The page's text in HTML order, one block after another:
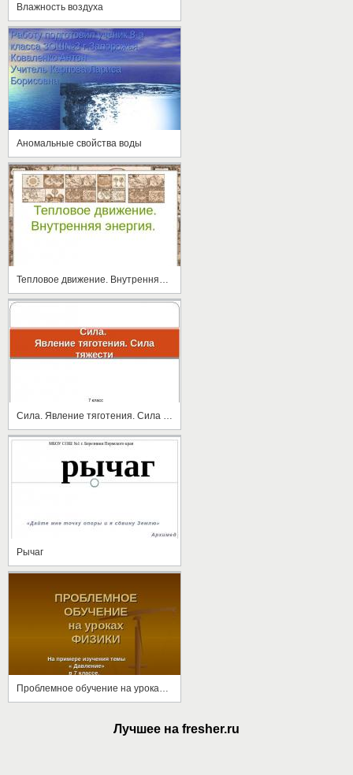
Влажность воздуха
Аномальные свойства воды
Рычаг
Лучшее на fresher.ru